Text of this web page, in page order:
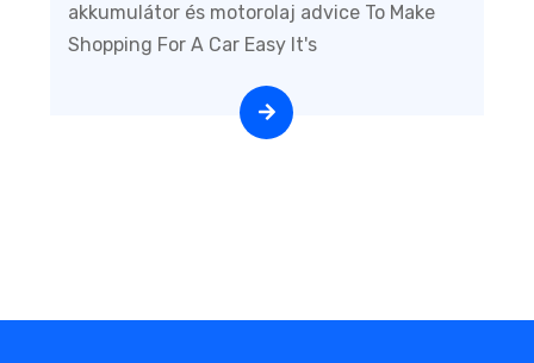
akkumulátor és motorolaj advice To Make
Shopping For A Car Easy It's